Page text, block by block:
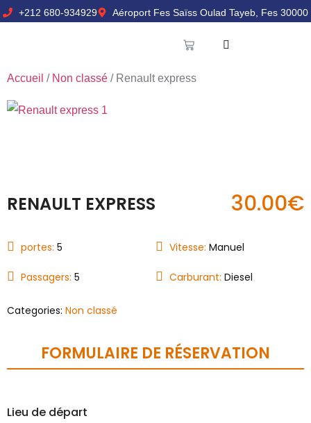
+212 680-934929 Aéroport Fes Saïss Oulad Tayeb, Fes 30000
Accueil / Non classé / Renault express
RENAULT EXPRESS 30.00€
portes: 5 Vitesse: Manuel
Passagers: 5 Carburant: Diesel
Categories: Non classé
FORMULAIRE DE RÉSERVATION
Lieu de départ